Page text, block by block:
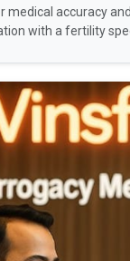
medical accuracy
with a fertility